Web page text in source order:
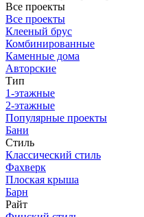
Все проекты
Все проекты
Клееный брус
Комбинированные
Каменные дома
Авторские
Тип
1-этажные
2-этажные
Популярные проекты
Бани
Стиль
Классический стиль
Фахверк
Плоская крыша
Барн
Райт